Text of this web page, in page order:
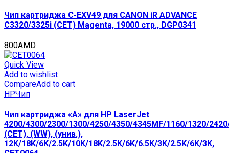
Чип картриджа C-EXV49 для CANON iR ADVANCE
C3320/3325i (CET) Magenta, 19000 стр., DGP0341
800AMD
Quick View
Add to wishlist
CompareAdd to cart
HPЧип
Чип картриджа «A» для HP LaserJet
4200/4300/2300/1300/4250/4350/4345MF/1160/1320/
(CET), (WW), (унив.),
12K/18K/6K/2.5K/10K/18K/2.5K/6K/6.5K/3K/2.5K/6K/3K,